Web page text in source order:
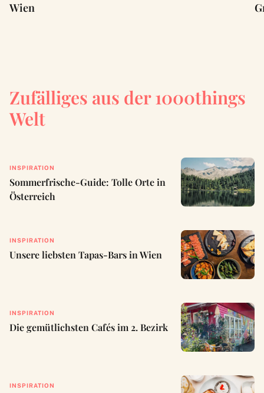
Wien
Zufälliges aus der 1000things
Welt
INSPIRATION
Sommerfrische-Guide: Tolle Orte in
Österreich
INSPIRATION
Unsere liebsten Tapas-Bars in Wien
INSPIRATION
Die gemütlichsten Cafés im 2. Bezirk
INSPIRATION